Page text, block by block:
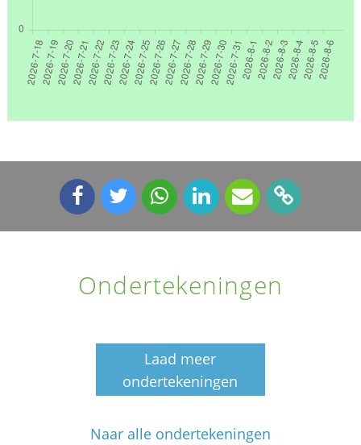
Ondertekeningen
Laad meer
ondertekeningen
Naar alle ondertekeningen